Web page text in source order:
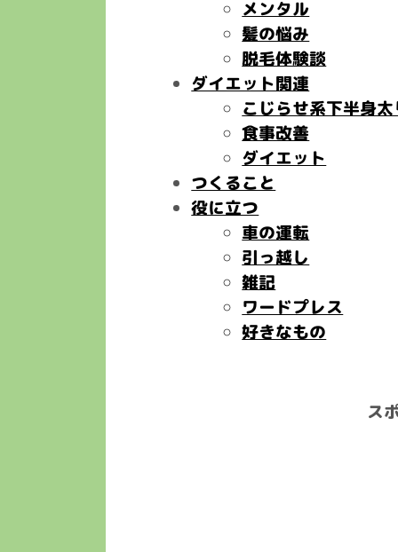
メンタル
髪の悩み
脱毛体験談
ダイエット関連
こじらせ系下半身
食事改善
ダイエット
つくること
役に立つ
車の運転
引っ越し
雑記
ワードプレス
好きなもの
ス